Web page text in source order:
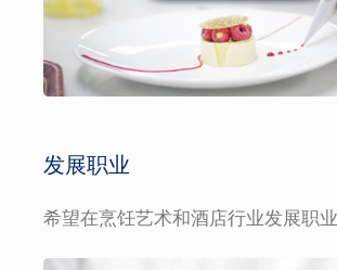
发展职业
希望在烹饪艺术和酒店行业发展职业